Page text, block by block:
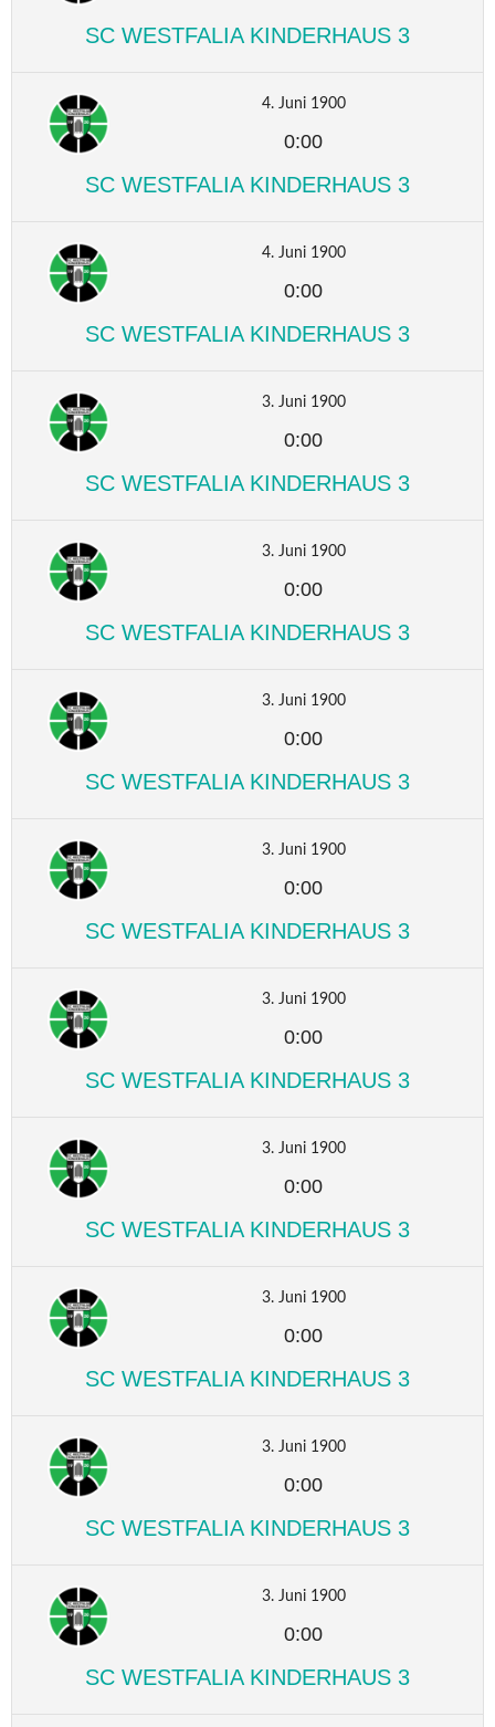
SC WESTFALIA KINDERHAUS 3
4. Juni 1900
0:00
SC WESTFALIA KINDERHAUS 3
4. Juni 1900
0:00
SC WESTFALIA KINDERHAUS 3
3. Juni 1900
0:00
SC WESTFALIA KINDERHAUS 3
3. Juni 1900
0:00
SC WESTFALIA KINDERHAUS 3
3. Juni 1900
0:00
SC WESTFALIA KINDERHAUS 3
3. Juni 1900
0:00
SC WESTFALIA KINDERHAUS 3
3. Juni 1900
0:00
SC WESTFALIA KINDERHAUS 3
3. Juni 1900
0:00
SC WESTFALIA KINDERHAUS 3
3. Juni 1900
0:00
SC WESTFALIA KINDERHAUS 3
3. Juni 1900
0:00
SC WESTFALIA KINDERHAUS 3
3. Juni 1900
0:00
SC WESTFALIA KINDERHAUS 3